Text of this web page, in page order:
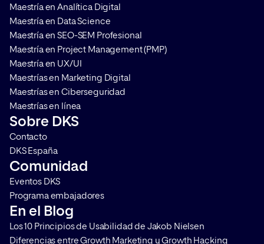
contamos en qué consiste y […]
Maestría en Analítica Digital
Maestría en Data Science
Maestría en SEO-SEM Profesional
Maestría en Project Management (PMP)
Maestría en UX/UI
Maestrías en Marketing Digital
Maestrías en Ciberseguridad
Maestrías en línea
Sobre DKS
Contacto
DKS España
Comunidad
Eventos DKS
Programa embajadores
En el Blog
Los 10 Principios de Usabilidad de Jakob Nielsen
Diferencias entre Growth Marketing y Growth Hacking